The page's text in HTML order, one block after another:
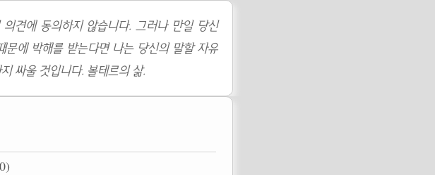
의견에 동의하지 않습니다. 그러나 만일 당신
문에 박해를 받는다면 나는 당신의 말할 자유
싸울 것입니다. 볼테르의 삶.